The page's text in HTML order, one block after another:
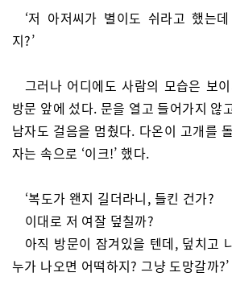
‘저 아저씨가 별이도 쉬라고 했는
지?’
그러나 어디에도 사람의 모습은 보
방문 앞에 섰다. 문을 열고 들어가지 않
남자도 걸음을 멈췄다. 다온이 고개를
자는 속으로 ‘이크!’ 했다.
‘복도가 왠지 길더라니, 들킨 건가?
이대로 저 여잘 덮칠까?
아직 방문이 잠겨있을 텐데, 덮치고
누가 나오면 어떡하지? 그냥 도망갈까?’